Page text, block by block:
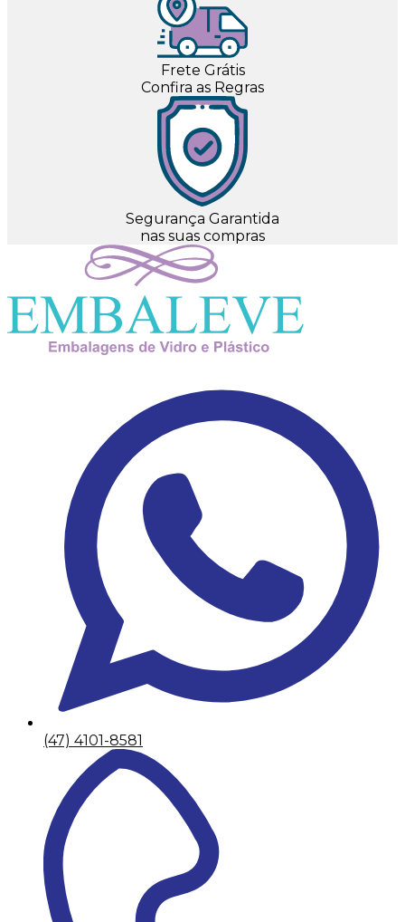
Frete Grátis
Confira as Regras
Segurança Garantida
nas suas compras
(47) 4101-8581